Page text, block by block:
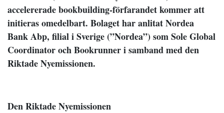
accelererade bookbuilding-förfarandet kommer att
initieras omedelbart. Bolaget har anlitat Nordea
Bank Abp, filial i Sverige (”Nordea”) som Sole Global
Coordinator och Bookrunner i samband med den
Riktade Nyemissionen.
Den Riktade Nyemissionen